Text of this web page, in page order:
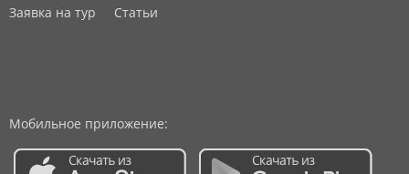
Заявка на тур
Статьи
Мобильное приложение: